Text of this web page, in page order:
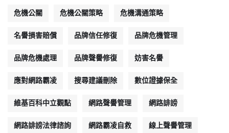
危機公關 危機公關策略 危機溝通策略
名譽損害賠償 品牌信任修復 品牌危機管理
品牌危機處理 品牌聲譽修復 妨害名譽
應對網路霸凌 搜尋建議刪除 數位證據保全
維基百科中立觀點 網路聲譽管理 網路誹謗
網路誹謗法律諮詢 網路霸凌自救 線上聲譽管理